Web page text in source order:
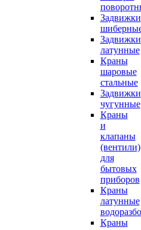
Задвижки
Задвижки
латунные
Краны
шаровые
стальные
Задвижки
чугунные
Краны
и
клапаны
(вентили)
для
бытовых
приборов
Краны
латунные
Краны